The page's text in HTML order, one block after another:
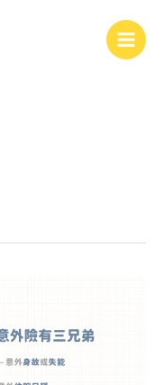
Main